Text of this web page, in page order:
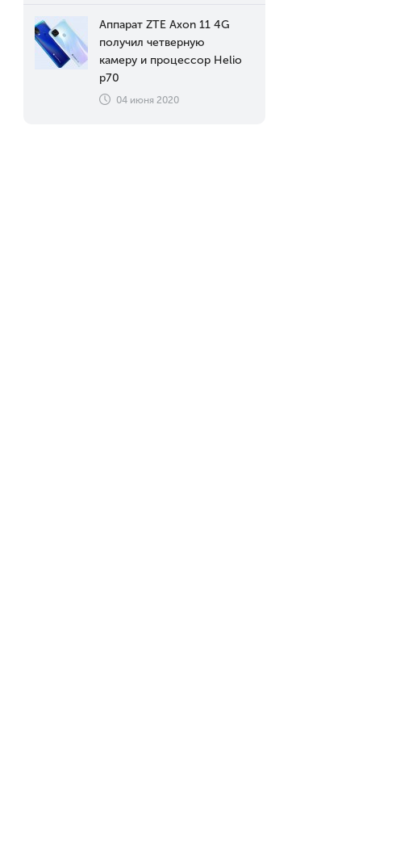
Аппарат ZTE Axon 11 4G
получил четверную
камеру и процессор Helio
p70
04 июня 2020